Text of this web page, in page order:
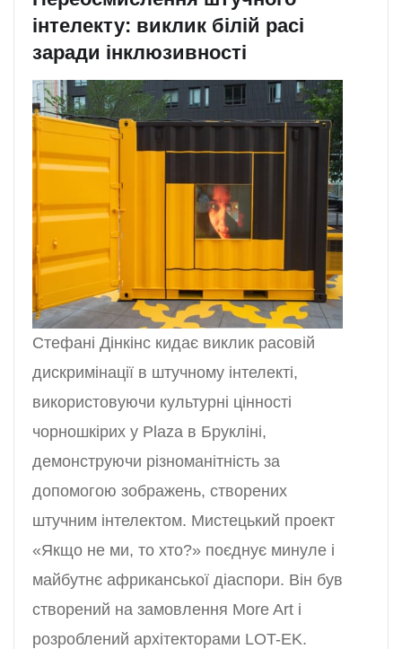
інтелекту: виклик білій расі
заради інклюзивності
Стефані Дінкінс кидає виклик расовій
дискримінації в штучному інтелекті,
використовуючи культурні цінності
чорношкірих у Plaza в Брукліні,
демонструючи різноманітність за
допомогою зображень, створених
штучним інтелектом. Мистецький проект
«Якщо не ми, то хто?» поєднує минуле і
майбутнє африканської діаспори. Він був
створений на замовлення More Art і
розроблений архітекторами LOT-EK.